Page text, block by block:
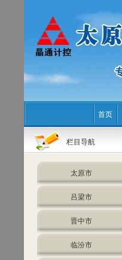
首页
栏目导航
太原市
吕梁市
晋中市
临汾市